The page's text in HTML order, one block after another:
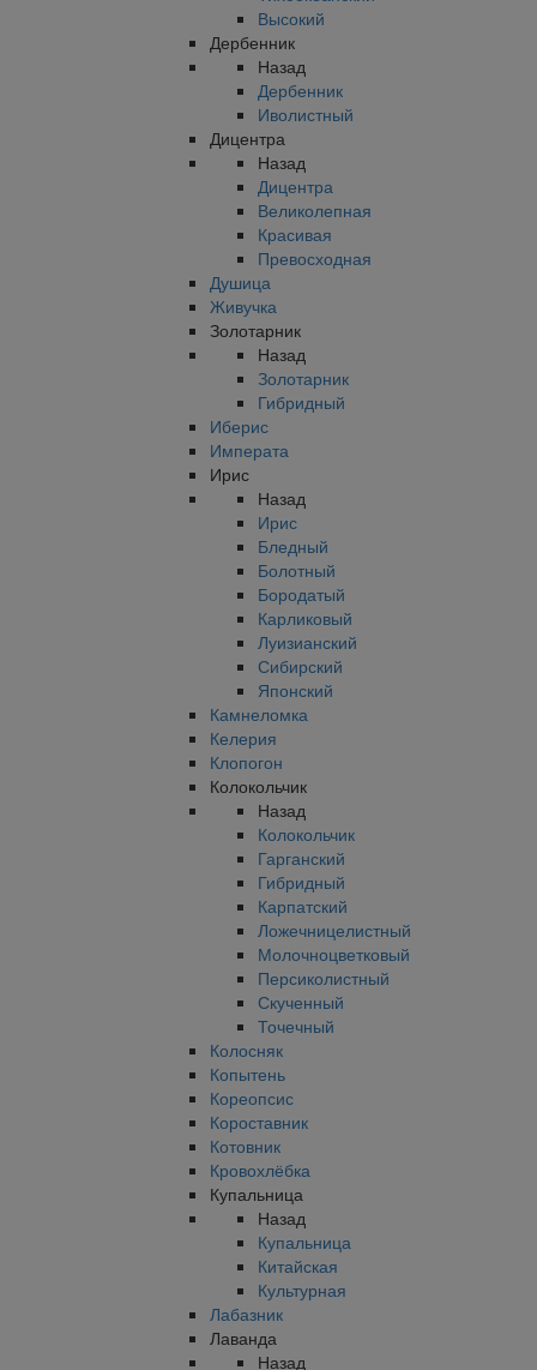
Высокий
Дербенник
Назад
Дербенник
Иволистный
Дицентра
Назад
Дицентра
Великолепная
Красивая
Превосходная
Душица
Живучка
Золотарник
Назад
Золотарник
Гибридный
Иберис
Императа
Ирис
Назад
Ирис
Бледный
Болотный
Бородатый
Карликовый
Луизианский
Сибирский
Японский
Камнеломка
Келерия
Клопогон
Колокольчик
Назад
Колокольчик
Гарганский
Гибридный
Карпатский
Ложечницелистный
Молочноцветковый
Персиколистный
Скученный
Точечный
Колосняк
Копытень
Кореопсис
Короставник
Котовник
Кровохлёбка
Купальница
Назад
Купальница
Китайская
Культурная
Лабазник
Лаванда
Назад